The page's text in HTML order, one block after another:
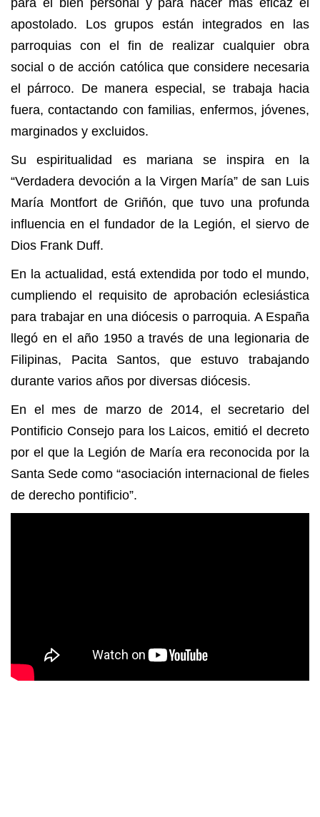
para el bien personal y para hacer más eficaz el
apostolado. Los grupos están integrados en las
parroquias con el fin de realizar cualquier obra
social o de acción católica que considere necesaria
el párroco. De manera especial, se trabaja hacia
fuera, contactando con familias, enfermos, jóvenes,
marginados y excluidos.
Su espiritualidad es mariana se inspira en la
“Verdadera devoción a la Virgen María” de san Luis
María Montfort de Griñón, que tuvo una profunda
influencia en el fundador de la Legión, el siervo de
Dios Frank Duff.
En la actualidad, está extendida por todo el mundo,
cumpliendo el requisito de aprobación eclesiástica
para trabajar en una diócesis o parroquia. A España
llegó en el año 1950 a través de una legionaria de
Filipinas, Pacita Santos, que estuvo trabajando
durante varios años por diversas diócesis.
En el mes de marzo de 2014, el secretario del
Pontificio Consejo para los Laicos, emitió el decreto
por el que la Legión de María era reconocida por la
Santa Sede como “asociación internacional de fieles
de derecho pontificio”.